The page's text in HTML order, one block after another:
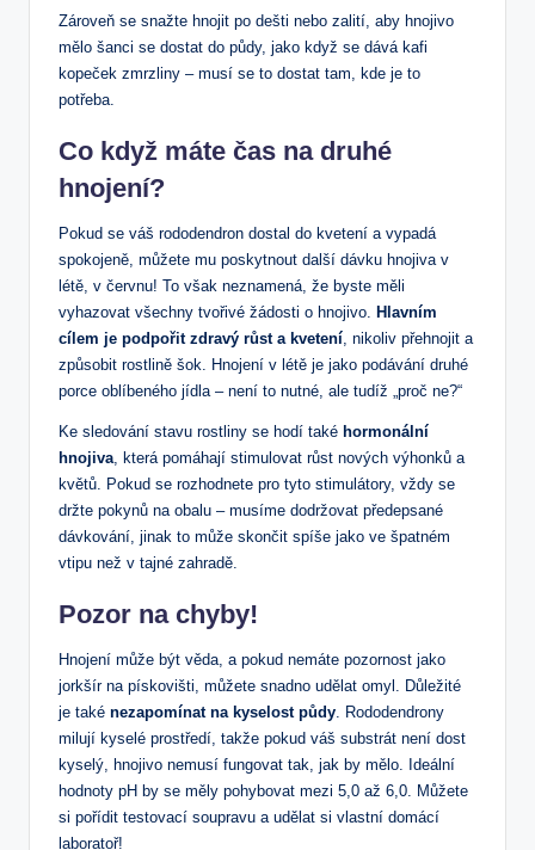
Zároveň se ⁣snažte hnojit ⁢po dešti nebo zalití, aby hnojivo
mělo šanci⁢ se dostat do půdy, jako když se dává kafi
⁢kopeček zmrzliny – musí se to⁤ dostat tam, kde je to
potřeba.
Co⁢ když máte čas na druhé
hnojení?
Pokud ⁢se váš ​rododendron dostal do kvetení a vypadá
spokojeně, můžete mu poskytnout ‍další dávku hnojiva ⁢v
létě, ​v ​červnu! To však neznamená, že byste měli
vyhazovat všechny tvořivé žádosti o hnojivo. Hlavním
cílem je podpořit zdravý růst a kvetení, nikoliv přehnojit ‍a
způsobit rostlině šok. Hnojení‍ v létě je⁤ jako podávání druhé
porce ‍oblíbeného jídla – ⁢není to nutné, ale tudíž „proč⁢ ne?“
Ke sledování stavu rostliny se hodí také hormonální
hnojiva, která pomáhají stimulovat růst nových výhonků a
květů. Pokud se rozhodnete pro tyto stimulátory, vždy ‌se
držte pokynů na obalu – musíme dodržovat předepsané
dávkování, jinak to může ‍skončit spíše ‌jako ve ‍špatném
vtipu než v tajné⁤ zahradě.
Pozor na chyby!
Hnojení může být věda, a pokud nemáte pozornost jako
jorkšír na pískovišti, můžete snadno udělat omyl. Důležité
je také nezapomínat na‌ kyselost půdy. Rododendrony
milují ‌kyselé prostředí, takže pokud váš substrát není dost
kyselý, hnojivo nemusí ⁢fungovat tak, jak by mělo. Ideální
hodnoty pH by se měly pohybovat mezi 5,0‌ až 6,0. Můžete
si pořídit testovací soupravu a udělat si vlastní domácí
laboratoř!